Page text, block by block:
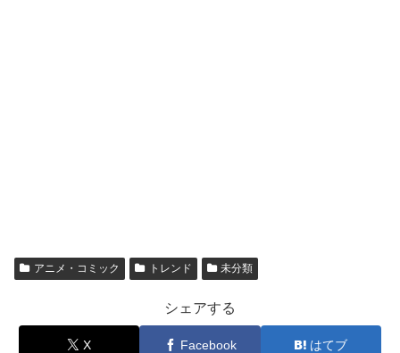
アニメ・コミック トレンド 未分類
シェアする
X Facebook はてブ